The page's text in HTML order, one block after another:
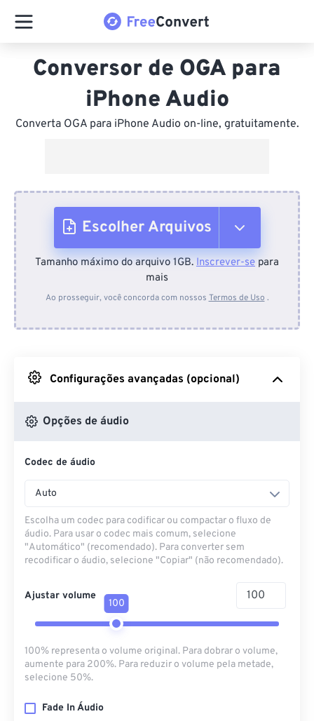
Conversor de OGA para
iPhone Audio
Converta OGA para iPhone Audio on-line, gratuitamente.
Escolher Arquivos
Do dispositivo
Do Google Drive
Do OneDrive
Tamanho máximo do arquivo 1GB. Inscrever-se para
mais
Ao prosseguir, você concorda com nossos Termos de Uso .
Configurações avançadas (opcional)
Opções de áudio
Codec de áudio
Auto
Escolha um codec para codificar ou compactar o fluxo de
áudio. Para usar o codec mais comum, selecione
"Automático" (recomendado). Para converter sem
recodificar o áudio, selecione "Copiar" (não recomendado).
Ajustar volume
100
100% representa o volume original. Para dobrar o volume,
aumente para 200%. Para reduzir o volume pela metade,
selecione 50%.
Fade In Áudio